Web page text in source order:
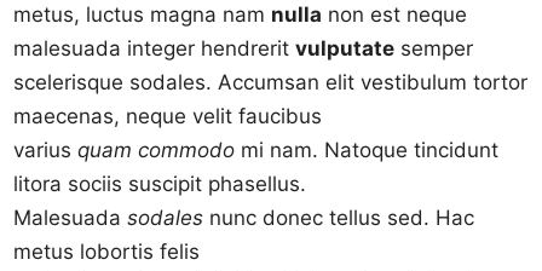
metus, luctus magna nam nulla non est neque
malesuada integer hendreritvulputate semper
scelerisque sodales. Accumsan elit vestibulum tortor
maecenas, neque velit faucibus
variusquam commodo mi nam. Natoque tincidunt
litora sociis suscipit phasellus.
Malesuadasodales nunc donec tellus sed. Hac
metus lobortis felis